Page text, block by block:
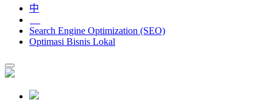
中
Search Engine Optimization (SEO)
Optimasi Bisnis Lokal